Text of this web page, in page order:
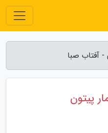
- آفتاب صبا
پیتون